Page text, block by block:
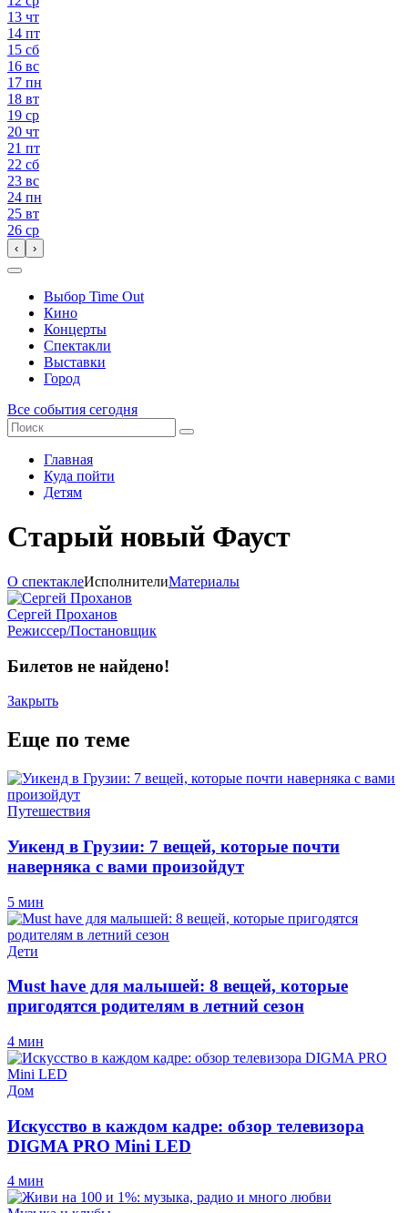
13 чт
14 пт
15 сб
16 вс
17 пн
18 вт
19 ср
20 чт
21 пт
22 сб
23 вс
24 пн
25 вт
26 ср
‹ ›
Выбор Time Out
Кино
Концерты
Спектакли
Выставки
Город
Все события сегодня
Главная
Куда пойти
Детям
Старый новый Фауст
О спектаклеИсполнителиМатериалы
Сергей Проханов
Режиссер/Постановщик
Билетов не найдено!
Закрыть
Еще по теме
Путешествия
Уикенд в Грузии: 7 вещей, которые почти
наверняка с вами произойдут
5 мин
Дети
Must have для малышей: 8 вещей, которые
пригодятся родителям в летний сезон
4 мин
Дом
Искусство в каждом кадре: обзор телевизора
DIGMA PRO Mini LED
4 мин